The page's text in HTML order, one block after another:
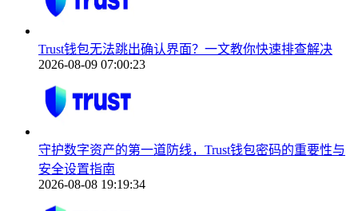
Trust钱包无法跳出确认界面？一文教你快速排查解决
2026-08-09 07:00:23
守护数字资产的第一道防线，Trust钱包密码的重要性与
安全设置指南
2026-08-08 19:19:34